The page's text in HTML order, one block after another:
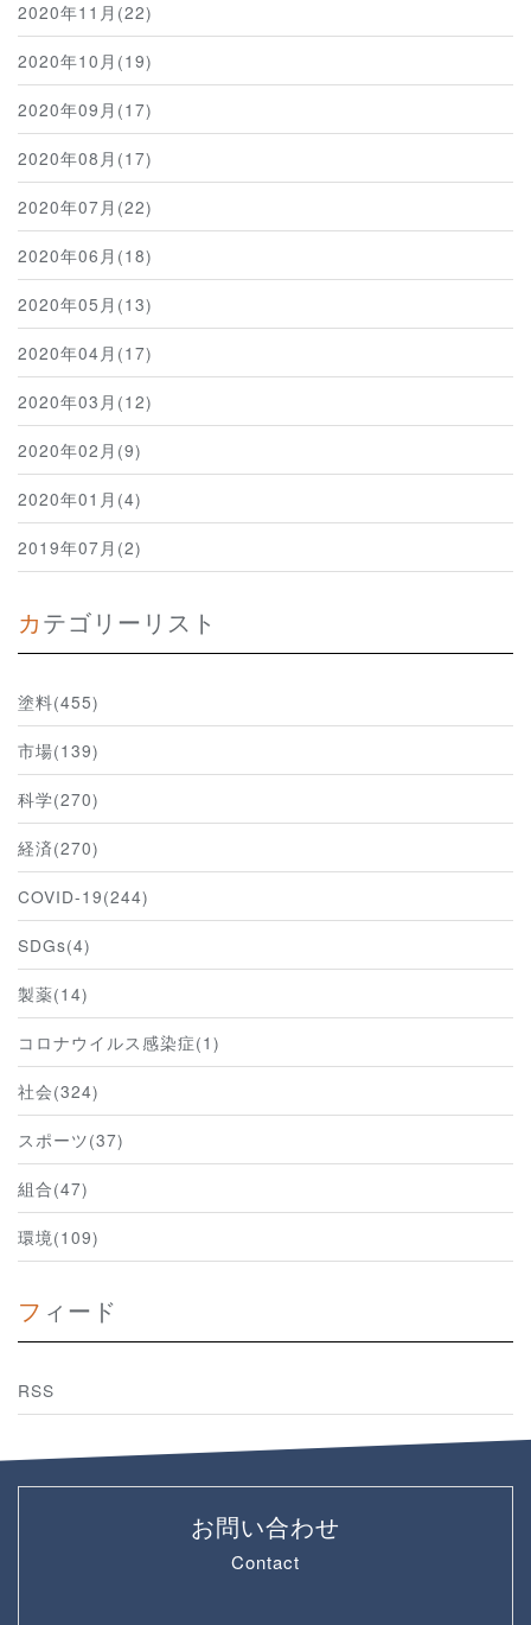
2020年11月(22)
2020年10月(19)
2020年09月(17)
2020年08月(17)
2020年07月(22)
2020年06月(18)
2020年05月(13)
2020年04月(17)
2020年03月(12)
2020年02月(9)
2020年01月(4)
2019年07月(2)
カテゴリーリスト
塗料(455)
市場(139)
科学(270)
経済(270)
COVID-19(244)
SDGs(4)
製薬(14)
コロナウイルス感染症(1)
社会(324)
スポーツ(37)
組合(47)
環境(109)
フィード
RSS
お問い合わせ
Contact